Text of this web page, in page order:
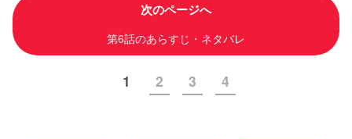
次のページへ
第6話のあらすじ・ネタバレ
1 2 3 4